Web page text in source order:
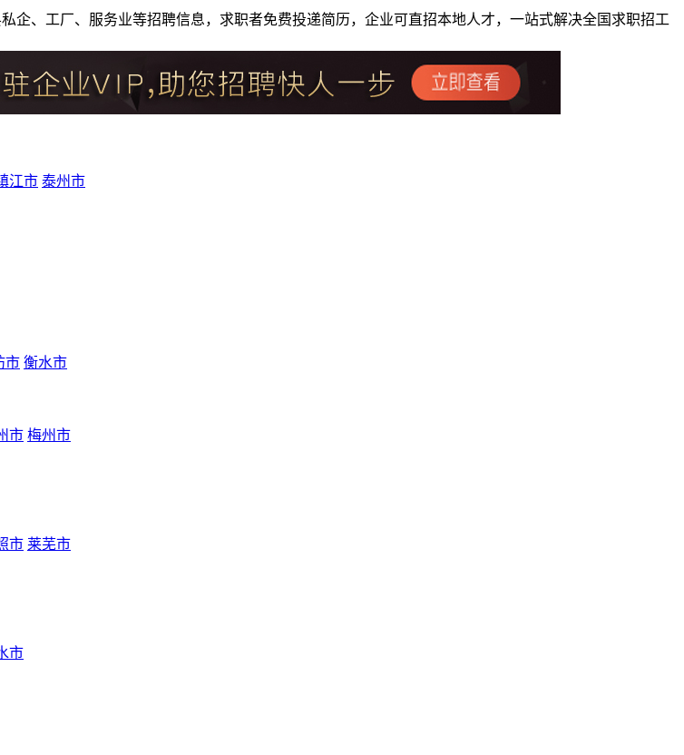
企、工厂、服务业等招聘信息，求职者免费投递简历，企业可直招本地人才，一站式解决全国求职招工
江市 泰州市
市 衡水市
市 梅州市
市 莱芜市
市